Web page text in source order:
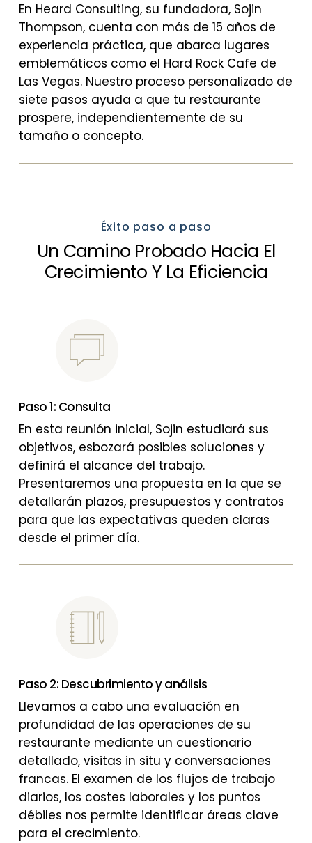
En Heard Consulting, su fundadora, Sojin
Thompson, cuenta con más de 15 años de
experiencia práctica, que abarca lugares
emblemáticos como el Hard Rock Cafe de
Las Vegas. Nuestro proceso personalizado de
siete pasos ayuda a que tu restaurante
prospere, independientemente de su
tamaño o concepto.
Éxito paso a paso
Un Camino Probado Hacia El
Crecimiento Y La Eficiencia
Paso 1: Consulta
En esta reunión inicial, Sojin estudiará sus
objetivos, esbozará posibles soluciones y
definirá el alcance del trabajo.
Presentaremos una propuesta en la que se
detallarán plazos, presupuestos y contratos
para que las expectativas queden claras
desde el primer día.
Paso 2: Descubrimiento y análisis
Llevamos a cabo una evaluación en
profundidad de las operaciones de su
restaurante mediante un cuestionario
detallado, visitas in situ y conversaciones
francas. El examen de los flujos de trabajo
diarios, los costes laborales y los puntos
débiles nos permite identificar áreas clave
para el crecimiento.